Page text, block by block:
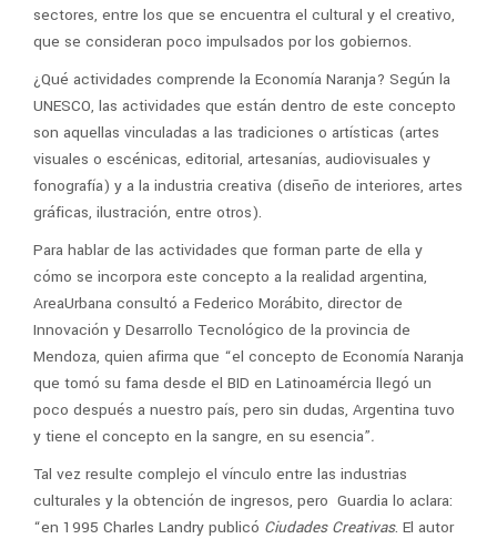
sectores, entre los que se encuentra el cultural y el creativo,
que se consideran poco impulsados por los gobiernos.
¿Qué actividades comprende la Economía Naranja? Según la
UNESCO, las actividades que están dentro de este concepto
son aquellas vinculadas a las tradiciones o artísticas (artes
visuales o escénicas, editorial, artesanías, audiovisuales y
fonografía) y a la industria creativa (diseño de interiores, artes
gráficas, ilustración, entre otros).
Para hablar de las actividades que forman parte de ella y
cómo se incorpora este concepto a la realidad argentina,
AreaUrbana consultó a Federico Morábito, director de
Innovación y Desarrollo Tecnológico de la provincia de
Mendoza, quien afirma que “el concepto de Economía Naranja
que tomó su fama desde el BID en Latinoamércia llegó un
poco después a nuestro país, pero sin dudas, Argentina tuvo
y tiene el concepto en la sangre, en su esencia”.
Tal vez resulte complejo el vínculo entre las industrias
culturales y la obtención de ingresos, pero Guardia lo aclara:
“en 1995 Charles Landry publicó Ciudades Creativas. El autor